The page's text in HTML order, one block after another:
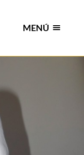
MENÚ